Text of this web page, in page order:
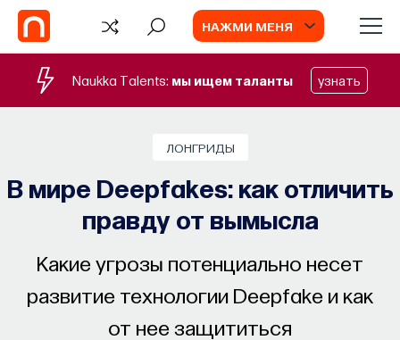
НАЖМИ МЕНЯ
Naukka Talents: мы ищем таланты узнать
ЛОНГРИДЫ
В мире Deepfakes: как отличить
правду от вымысла
Какие угрозы потенциально несет
развитие технологии Deepfake и как
от нее защититься
сном
Почти треть жизни мы тратим на сон, но как
СОХРАНИТЬ В ЗАКЛАДКИ